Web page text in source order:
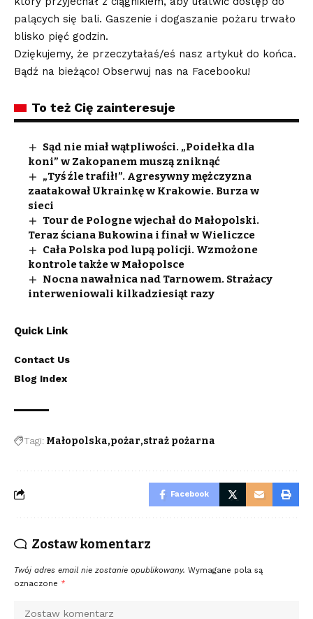
palących się bali. Gaszenie i dogaszanie pożaru trwało
blisko pięć godzin.
Dziękujemy, że przeczytałaś/eś nasz artykuł do końca.
Bądź na bieżąco! Obserwuj nas na Facebooku!
To też Cię zainteresuje
Sąd nie miał wątpliwości. „Poidełka dla
koni” w Zakopanem muszą zniknąć
„Tyś źle trafił!”. Agresywny mężczyzna
zaatakował Ukrainkę w Krakowie. Burza w
sieci
Tour de Pologne wjechał do Małopolski.
Teraz ściana Bukowina i finał w Wieliczce
Cała Polska pod lupą policji. Wzmożone
kontrole także w Małopolsce
Nocna nawałnica nad Tarnowem. Strażacy
interweniowali kilkadziesiąt razy
Quick Link
Contact Us
Blog Index
Tagi: Małopolska pożar straż pożarna
Facebook
Zostaw komentarz
Twój adres email nie zostanie opublikowany. Wymagane pola są
oznaczone *